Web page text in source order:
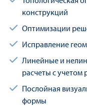
конструкций
Оптимизации
Исправление
Линейные и
расчеты с учетом
Послойная
формы